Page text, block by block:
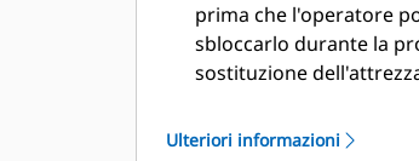
prima che l'operatore
sbloccarlo durante la
sostituzione
sicurezza delle
Ulteriori informazioni